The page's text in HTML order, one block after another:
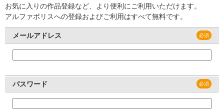
お気に入りの作品登録など、より便利にご利用いただけます。
アルファポリスへの登録およびご利用はすべて無料です。
メールアドレス
パスワード